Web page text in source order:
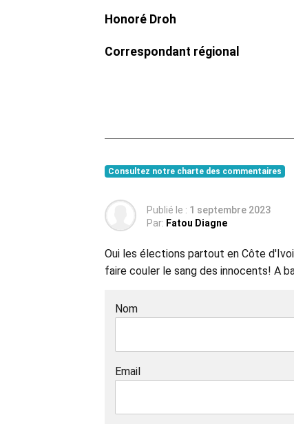
Honoré Droh
Correspondant régional
Consultez notre charte des commentaires
Publié le : 1 septembre 2023
Par: Fatou Diagne
Oui les élections partout en Côte
faire couler le sang des innocents! A
Nom
Email